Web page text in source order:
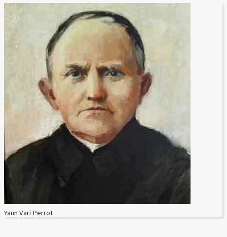
Yann Vari Perrot